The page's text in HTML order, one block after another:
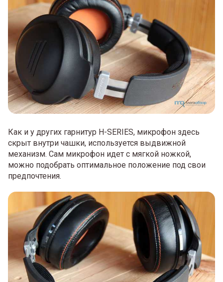
Как и у других гарнитур H-SERIES, микрофон здесь
скрыт внутри чашки, используется выдвижной
механизм. Сам микрофон идет с мягкой ножкой,
можно подобрать оптимальное положение под свои
предпочтения.